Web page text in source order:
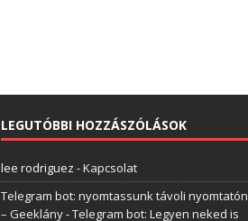
LEGUTÓBBI HOZZÁSZÓLÁSOK
lee rodriguez -Kapcsolat
Telegram bot: nyomtassunk távoli nyomtatón
– Geeklány-Telegram bot: Legyen neked is